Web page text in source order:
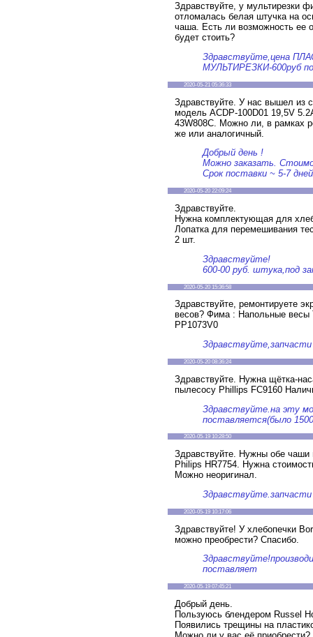
Здравствуйте, у мультирезки
отломалась белая штучка на
чаша. Есть ли возможность ее
будет стоить?
Здравствуйте,цена
МУЛЬТИРЕЗКИ-600руб
2020-05-21 05:36:33
Здравствуйте. У нас вышел из
модель ACDP-100D01 19,5V
43W808C. Можно ли, в рамках
же или аналогичный.
Добрый день !
Можно заказать.
Срок поставки ~ 5-7 дней
2020-05-20 22:09:24
Здравствуйте.
Нужна комплектующая для
Лопатка для перемешивания
2 шт.
Здравствуйте!
600-00 руб. штука,под
2020-05-20 15:36:58
Здравствуйте, ремонтируете
весов? Фима : Напольные весы
PP1073V0
2020-05-20 08:36:24
Здравствуйте. Нужна щётка-
пылесосу Phillips FC9160
Здравствуйте.на эту
поставляется(было
2020-05-19 10:28:50
Здравствуйте. Нужны обе чаши
Philips HR7754. Нужна
Можно неоригинал.
2020-05-19 10:17:06
Здравствуйте! У хлебопечки
можно преобрести? Спасибо.
поставляет
2020-05-19 07:45:21
Добрый день.
Пользуюсь блендером Russel
Появились трещины на